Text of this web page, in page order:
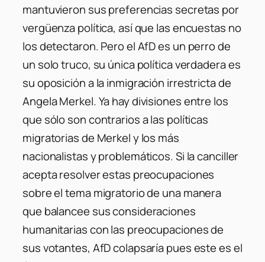
mantuvieron sus preferencias secretas por
vergüenza política, así que las encuestas no
los detectaron. Pero el AfD es un perro de
un solo truco, su única política verdadera es
su oposición a la inmigración irrestricta de
Angela Merkel. Ya hay divisiones entre los
que sólo son contrarios a las políticas
migratorias de Merkel y los más
nacionalistas y problemáticos. Si la canciller
acepta resolver estas preocupaciones
sobre el tema migratorio de una manera
que balancee sus consideraciones
humanitarias con las preocupaciones de
sus votantes, AfD colapsaría pues este es el